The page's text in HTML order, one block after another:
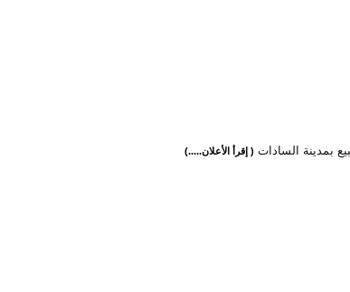
بمدينة السادات ( إقرأ الأعلان.....)